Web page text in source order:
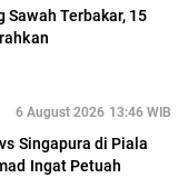
Sawah Terbakar, 15
6 August 2026 13:46 WIB
Singapura di Piala
Ingat Petuah